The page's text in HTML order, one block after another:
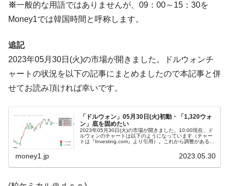
『Money1』
韓国政府『BYD』車への補助金を全廃 ⇒ 実
は韓国で『BYD』車は売れている。6カ月で対前年同期比
『Money1』
く空港に詰めかけ「出て行け！」「極右勢力」のプラカー
ドを掲げる「在韓反米勢力」
『Money1』
韓国政府「2035年までに18.4GW規模のAIデ
『Money1』
JPモルガン「韓国レバレッジETFの清算は
ほぼ終わった」
『Money1』
韓国『国民年金公団』株価暴落で200兆蒸
発。
※一般的な用語ではありませんが、09：00～15：30を
Money1では韓国時間と呼称します。
追記
2023年05月30日(火)の市場が開きました。ドルウォンチ
ャートの状況を以下の記事にまとめましたので本記事と併
せてお読み頂ければ幸いです。
「ドルウォン」05月30日(火)初動・「1,320ウォ
ン」底を固めたい
2023年05月30日(火)の市場が開きました。10:00現在、ド
ルウォンのチャートは以下のようになっています（チャー
トは『Investing.com』より引用）。これから調整があるか
money1.jp 2023.05.30